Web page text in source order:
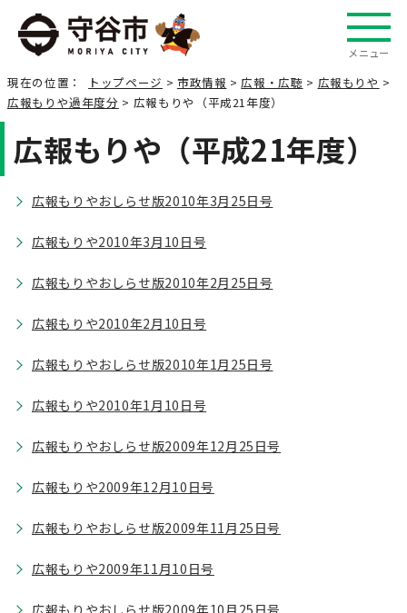
メニュー
現在の位置： トップページ > 市政情報 >広報・広聴 > 広報もりや >
広報もりや過年度分 > 広報もりや（平成21年度）
広報もりや（平成21年度）
広報もりやおしらせ版2010年3月25日号
広報もりや2010年3月10日号
広報もりやおしらせ版2010年2月25日号
広報もりや2010年2月10日号
広報もりやおしらせ版2010年1月25日号
広報もりや2010年1月10日号
広報もりやおしらせ版2009年12月25日号
広報もりや2009年12月10日号
広報もりやおしらせ版2009年11月25日号
広報もりや2009年11月10日号
広報もりやおしらせ版2009年10月25日号